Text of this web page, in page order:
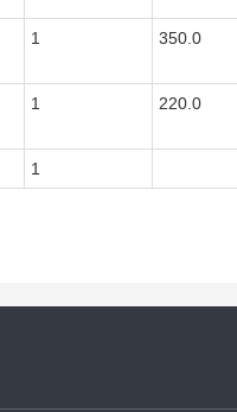
1 350.0
1 220.0
1